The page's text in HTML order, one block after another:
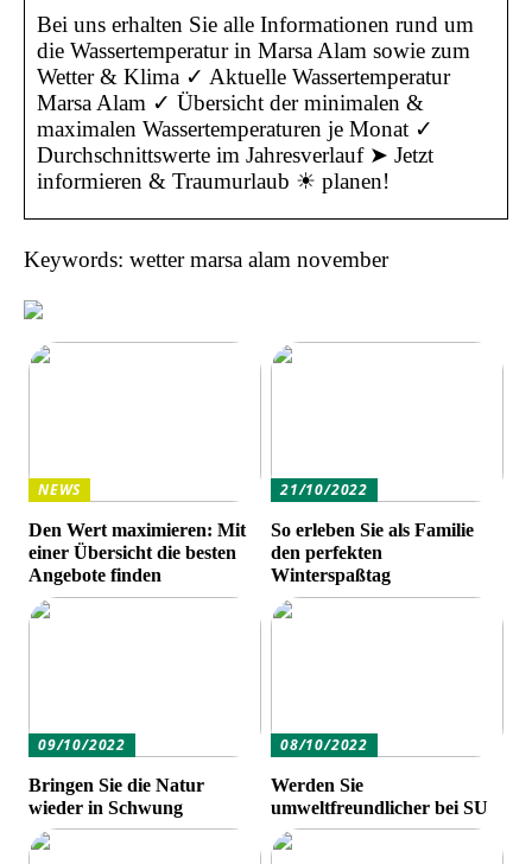
Bei uns erhalten Sie alle Informationen rund um
die Wassertemperatur in Marsa Alam sowie zum
Wetter & Klima ✓ Aktuelle Wassertemperatur
Marsa Alam ✓ Übersicht der minimalen &
maximalen Wassertemperaturen je Monat ✓
Durchschnittswerte im Jahresverlauf ➤ Jetzt
informieren & Traumurlaub ☀ planen!
Keywords: wetter marsa alam november
NEWS
Den Wert maximieren: Mit
einer Übersicht die besten
Angebote finden
21/10/2022
So erleben Sie als Familie
den perfekten
Winterspaßtag
09/10/2022
Bringen Sie die Natur
wieder in Schwung
08/10/2022
Werden Sie
umweltfreundlicher bei SU